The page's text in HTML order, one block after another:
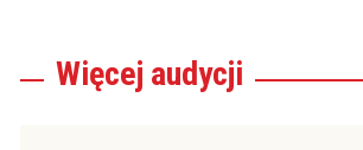
Więcej audycji